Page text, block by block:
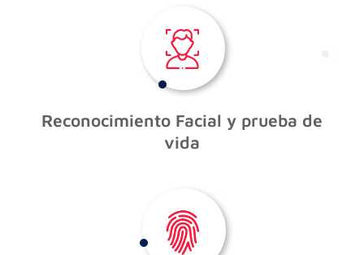
Reconocimiento Facial y prueba de
vida